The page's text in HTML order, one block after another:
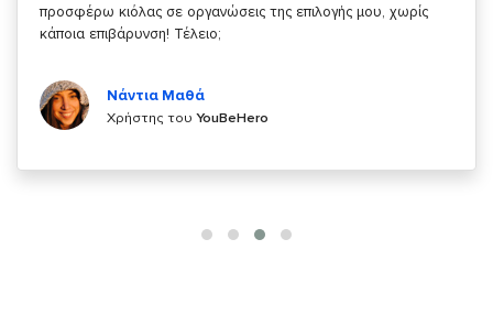
κάτι!
Χρήστης τουYouBeHero